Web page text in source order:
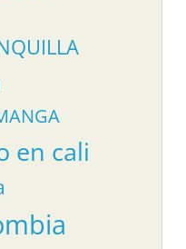
en cali